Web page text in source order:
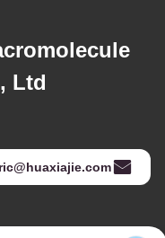
Ltd.